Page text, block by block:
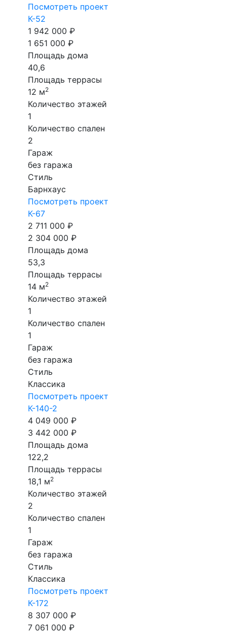
Посмотреть проект
К-52
1 942 000 ₽
1 651 000 ₽
Площадь дома
40,6
Площадь террасы
12 м2
Количество этажей
1
Количество спален
2
Гараж
без гаража
Стиль
Барнхаус
Посмотреть проект
К-67
2 711 000 ₽
2 304 000 ₽
Площадь дома
53,3
Площадь террасы
14 м2
Количество этажей
1
Количество спален
1
Гараж
без гаража
Стиль
Классика
Посмотреть проект
К-140-2
4 049 000 ₽
3 442 000 ₽
Площадь дома
122,2
Площадь террасы
18,1 м2
Количество этажей
2
Количество спален
1
Гараж
без гаража
Стиль
Классика
Посмотреть проект
К-172
8 307 000 ₽
7 061 000 ₽